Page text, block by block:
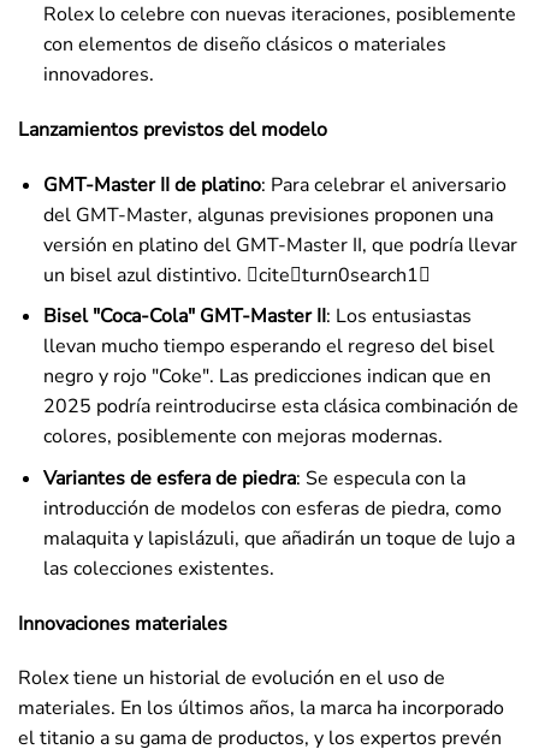
Rolex lo celebre con nuevas iteraciones, posiblemente
con elementos de diseño clásicos o materiales
innovadores.
Lanzamientos previstos del modelo
GMT-Master II de platino: Para celebrar el aniversario
del GMT-Master, algunas previsiones proponen una
versión en platino del GMT-Master II, que podría llevar
un bisel azul distintivo. citeturn0search1
Bisel "Coca-Cola" GMT-Master II: Los entusiastas
llevan mucho tiempo esperando el regreso del bisel
negro y rojo "Coke". Las predicciones indican que en
2025 podría reintroducirse esta clásica combinación de
colores, posiblemente con mejoras modernas.
Variantes de esfera de piedra: Se especula con la
introducción de modelos con esferas de piedra, como
malaquita y lapislázuli, que añadirán un toque de lujo a
las colecciones existentes.
Innovaciones materiales
Rolex tiene un historial de evolución en el uso de
materiales. En los últimos años, la marca ha incorporado
el titanio a su gama de productos, y los expertos prevén